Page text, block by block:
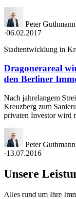
Peter Guthmann
·06.02.2017
Stadtentwicklung in
Dragonerareal
den Berliner
Nach jahrelangem
Kreuzberg zum
privaten Investor wird
Peter Guthmann
·13.07.2016
Unsere
Alles rund um Ihre